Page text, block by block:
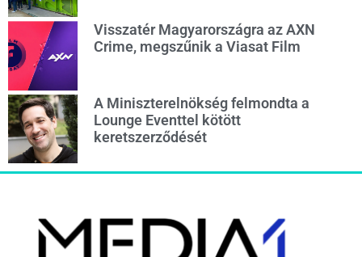
Visszatér Magyarországra az AXN
Crime, megszűnik a Viasat Film
A Miniszterelnökség felmondta a
Lounge Eventtel kötött
keretszerződését